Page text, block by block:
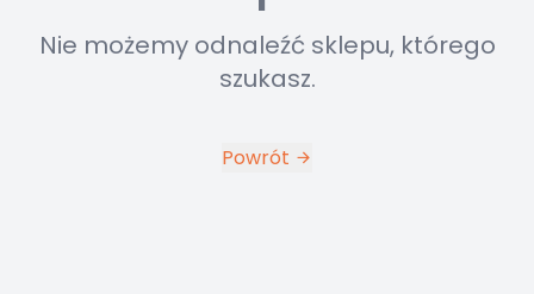
Nie możemy odnaleźć sklepu, którego
szukasz.
Powrót